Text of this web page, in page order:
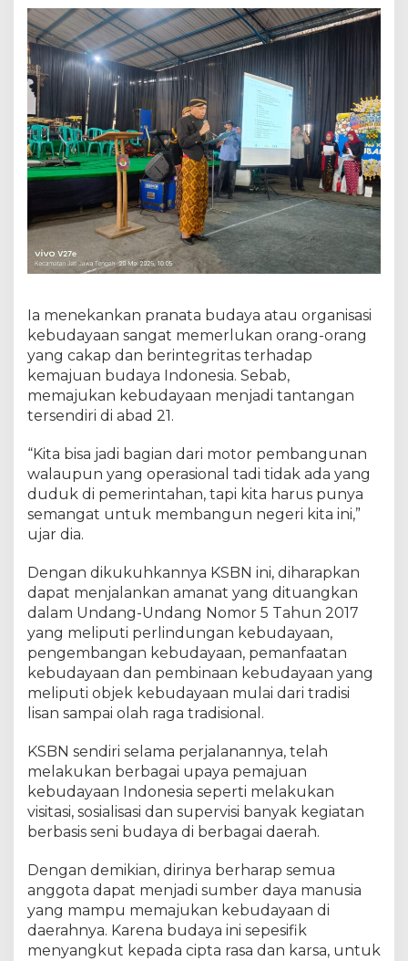
Ia menekankan pranata budaya atau organisasi
kebudayaan sangat memerlukan orang-orang
yang cakap dan berintegritas terhadap
kemajuan budaya Indonesia. Sebab,
memajukan kebudayaan menjadi tantangan
tersendiri di abad 21.
“Kita bisa jadi bagian dari motor pembangunan
walaupun yang operasional tadi tidak ada yang
duduk di pemerintahan, tapi kita harus punya
semangat untuk membangun negeri kita ini,”
ujar dia.
Dengan dikukuhkannya KSBN ini, diharapkan
dapat menjalankan amanat yang dituangkan
dalam Undang-Undang Nomor 5 Tahun 2017
yang meliputi perlindungan kebudayaan,
pengembangan kebudayaan, pemanfaatan
kebudayaan dan pembinaan kebudayaan yang
meliputi objek kebudayaan mulai dari tradisi
lisan sampai olah raga tradisional.
KSBN sendiri selama perjalanannya, telah
melakukan berbagai upaya pemajuan
kebudayaan Indonesia seperti melakukan
visitasi, sosialisasi dan supervisi banyak kegiatan
berbasis seni budaya di berbagai daerah.
Dengan demikian, dirinya berharap semua
anggota dapat menjadi sumber daya manusia
yang mampu memajukan kebudayaan di
daerahnya. Karena budaya ini sepesifik
menyangkut kepada cipta rasa dan karsa, untuk